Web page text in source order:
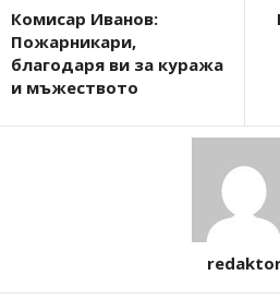
Комисар Иванов:
Пожарникари,
благодаря ви за куража
и мъжеството